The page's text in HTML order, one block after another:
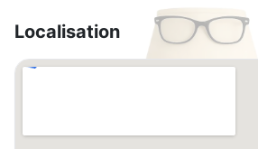
Localisation